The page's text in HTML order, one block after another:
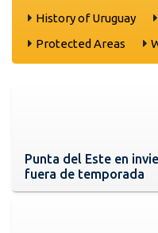
History of Uruguay
Protected Areas
Punta del Este en
fuera de temporada